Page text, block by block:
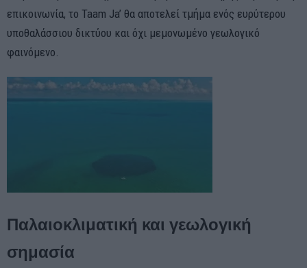
επικοινωνία, το Taam Ja’ θα αποτελεί τμήμα ενός ευρύτερου
υποθαλάσσιου δικτύου και όχι μεμονωμένο γεωλογικό
φαινόμενο.
Παλαιοκλιματική και γεωλογική
σημασία